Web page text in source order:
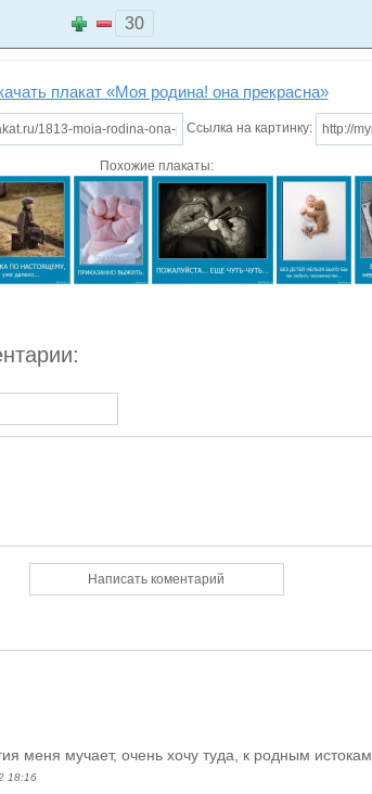
30
плакат «Моя родина! она прекрасна»
Ссылка на картинку:
Похожие плакаты:
меня мучает, очень хочу туда, к родным истокам
18:16